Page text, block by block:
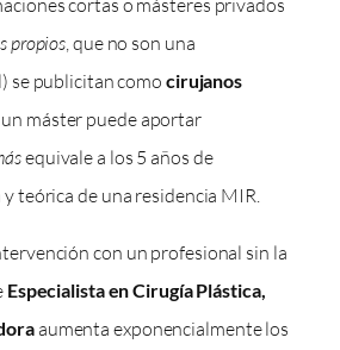
propios , que no son una
se publicitan como cirujanos
un máster puede aportar
equivale a los 5 años de
teórica de una residencia MIR.
con un profesional sin la
Especialista en Cirugía Plástica,
aumenta exponencialmente los